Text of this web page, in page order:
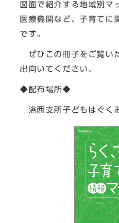
図面で紹介する地域別マ
医療機関など、子育てに
です。
ぜひこの冊子をご覧い
出向いてください。
◆配布場所◆
洛西支所子どもはぐく